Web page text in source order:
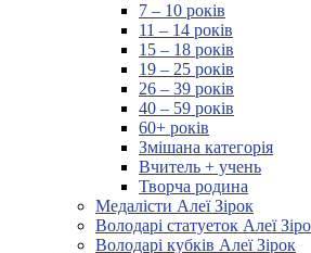
7 – 10 років
11 – 14 років
15 – 18 років
19 – 25 років
26 – 39 років
40 – 59 років
60+ років
Змішана категорія
Вчитель + учень
Творча родина
Медалісти Алеї Зірок
Володарі статуеток Алеї
Володарі кубків Алеї Зірок